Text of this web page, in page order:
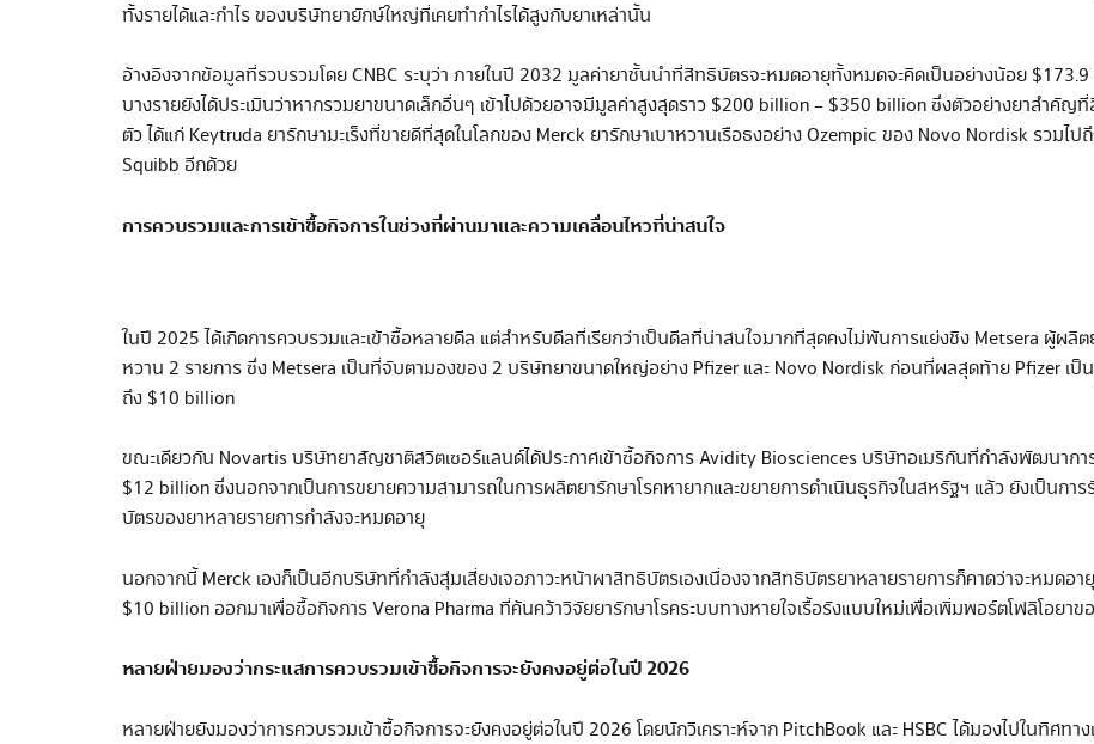
ทั้งรายได้และกำไร ของบริษัทยายักษ์ใหญ่ที่เคยทำกำไรได้สูงกับยาเหล่านั้น
อ้างอิงจากข้อมูลที่รวบรวมโดย CNBC ระบุว่า ภายในปี 2032 มูลค่ายาชั้นนำที่สิทธิบัตรจะหมดอายุทั้งหมดจะคิดเป็นอย่างน้อย
บางรายยังได้ประเมินว่าหากรวมยาขนาดเล็กอื่นๆ เข้าไปด้วยอาจมีมูลค่าสูงสุดราว $200 billion – $350 billion ซึ่งตัวอย่างยาสำคั
ตัว ได้แก่ Keytruda ยารักษามะเร็งที่ขายดีที่สุดในโลกของ Merck ยารักษาเบาหวานเรือธงอย่าง Ozempic ของ Novo Nordisk รวมไ
Squibb อีกด้วย
การควบรวมและการเข้าซื้อกิจการในช่วงที่ผ่านมาและความเคลื่อนไหวที่น่าสนใจ
ในปี 2025 ได้เกิดการควบรวมและเข้าซื้อหลายดีล แต่สำหรับดีลที่เรียกว่าเป็นดีลที่น่าสนใจมากที่สุดคงไม่พ้นการแย่งชิง Metsera ผู้ผลิ
หวาน 2 รายการ ซึ่ง Metsera เป็นที่จับตามองของ 2 บริษัทยาขนาดใหญ่อย่าง Pfizer และ Novo Nordisk ก่อนที่ผลสุดท้าย Pfizer เ
ถึง $10 billion
ขณะเดียวกัน Novartis บริษัทยาสัญชาติสวิตเซอร์แลนด์ได้ประกาศเข้าซื้อกิจการ Avidity Biosciences บริษัทอเมริกันที่กำลังพัฒนาก
$12 billion ซึ่งนอกจากเป็นการขยายความสามารถในการผลิตยารักษาโรคหายากและขยายการดำเนินธุรกิจในสหรัฐฯ แล้ว ยังเป็นก
บัตรของยาหลายรายการกำลังจะหมดอายุ
นอกจากนี้ Merck เองก็เป็นอีกบริษัทที่กำลังสุ่มเสี่ยงเจอภาวะหน้าผาสิทธิบัตรเองเนื่องจากสิทธิบัตรยาหลายรายการก็คาดว่าจะหมดอ
$10 billion ออกมาเพื่อซื้อกิจการ Verona Pharma ที่ค้นคว้าวิจัยยารักษาโรคระบบทางหายใจเรื้อรังแบบใหม่เพื่อเพิ่มพอร์ตโฟลิโอยา
หลายฝ่ายมองว่ากระแสการควบรวมเข้าซื้อกิจการจะยังคงอยู่ต่อในปี 2026
หลายฝ่ายยังมองว่าการควบรวมเข้าซื้อกิจการจะยังคงอยู่ต่อในปี 2026 โดยนักวิเคราะห์จาก PitchBook และ HSBC ได้มองไปในทิศท